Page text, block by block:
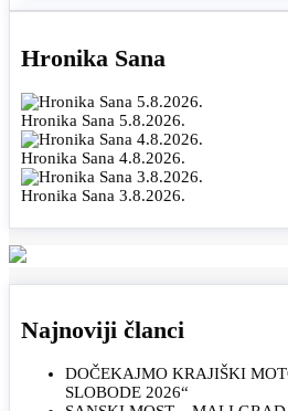
Hronika Sana
Hronika Sana 5.8.2026.
Hronika Sana 4.8.2026.
Hronika Sana 3.8.2026.
Najnoviji članci
DOČEKAJMO KRAJIŠKI
SLOBODE 2026“